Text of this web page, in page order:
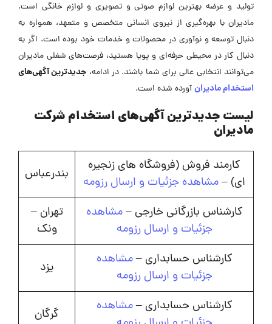
تولید و عرضه بهترین لوازم صوتی و تصویری و لوازم خانگی است.
مادیران با بهره‌گیری از نیروی انسانی متخصص و متعهد، همواره به
دنبال توسعه و نوآوری در محصولات و خدمات خود بوده است. اگر به
دنبال کار در محیطی حرفه‌ای و پویا هستید، فرصت‌های شغلی مادیران
می‌توانند انتخابی عالی برای شما باشند. در ادامه، جدیدترین آگهی‌های
استخدام مادیرانآورده شده است.
لیست جدیدترین آگهی‌های استخدام شرکت
مادیران
کارمند فروش (فروشگاه های زنجیره
ای) –مشاهده جزئیات و ارسال رزومه بندرعباس
کارشناس بازرگانی خارجی –مشاهده
جزئیات و ارسال رزومه
تهران –
ونک
کارشناس حسابداری –مشاهده
جزئیات و ارسال رزومه
یزد
کارشناس حسابداری –مشاهده
گرگان